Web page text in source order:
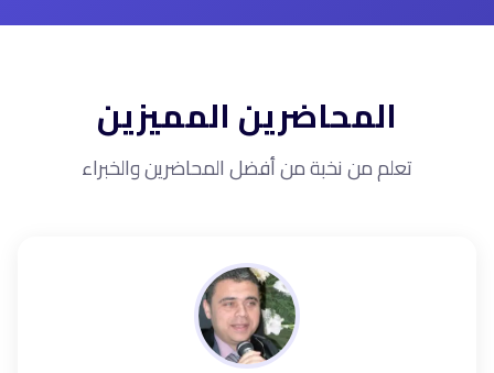
المحاضرين المميزين
تعلم من نخبة من أفضل المحاضرين والخبراء